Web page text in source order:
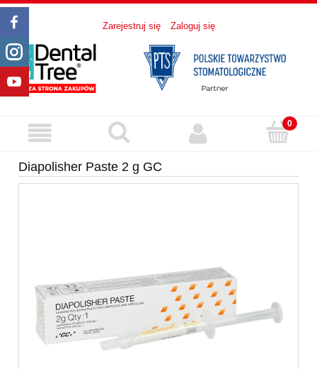
Zarejestruj się Zaloguj się
Diapolisher Paste 2 g GC